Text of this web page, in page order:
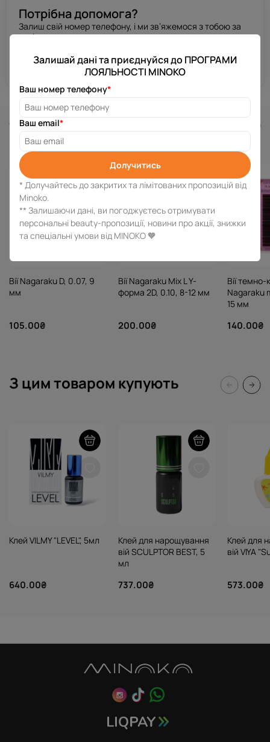
Потрібна допомога?
Залиш свій номер телефону, і ми зв’яжемося з тобою за
декілька хвилин.
Отримати консультацію
Схожі товари
Вії Nagaraku D, 0.07, 9
мм
105.00₴
Вії Nagaraku Mix L Y-
форма 2D, 0.10, 8-12 мм
200.00₴
Вії темно-
Nagaraku
15 мм
140.00₴
З цим товаром купують
Клей VILMY "LEVEL", 5мл
640.00₴
Клей для нарощування
вій SCULPTOR BEST, 5
мл
737.00₴
Клей для
вій VIYA
573.00₴
Залишай дані та приєднуйся до ПРОГРАМИ
ЛОЯЛЬНОСТІ MINOKO
Ваш номер телефону*
Ваш email*
Долучитись
* Долучайтесь до закритих та лімітованих пропозицій від
Minoko.
** Залишаючи дані, ви погоджуєтесь отримувати
персональні beauty-пропозиції, новини про акції, знижки
та спеціальні умови від MINOKO 🧡